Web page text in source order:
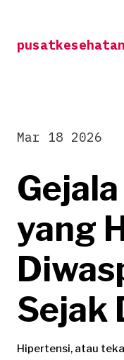
content
yang
Sejak
Mar 18 2026
Hipertensi, atau